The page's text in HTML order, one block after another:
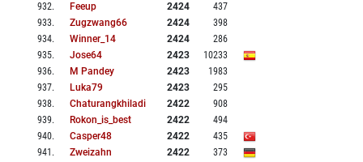
932. Feeup 2424
437
933. Zugzwang66 2424
398
934. Winner_14 2424
286
935. Jose64 2423
10233
936. M Pandey 2423
1983
937. Luka79 2423
295
938. Chaturangkhiladi 2422
908
939. Rokon_is_best 2422
494
940. Casper48 2422
435
941 . Zweizahn 2422
373